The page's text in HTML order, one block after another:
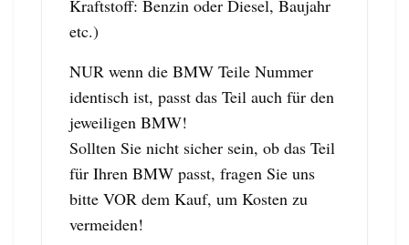
Kraftstoff: Benzin oder Diesel, Baujahr
etc.)
NUR wenn die BMW Teile Nummer
identisch ist, passt das Teil auch für den
jeweiligen BMW!
Sollten Sie nicht sicher sein, ob das Teil
für Ihren BMW passt, fragen Sie uns
bitte VOR dem Kauf, um Kosten zu
vermeiden!